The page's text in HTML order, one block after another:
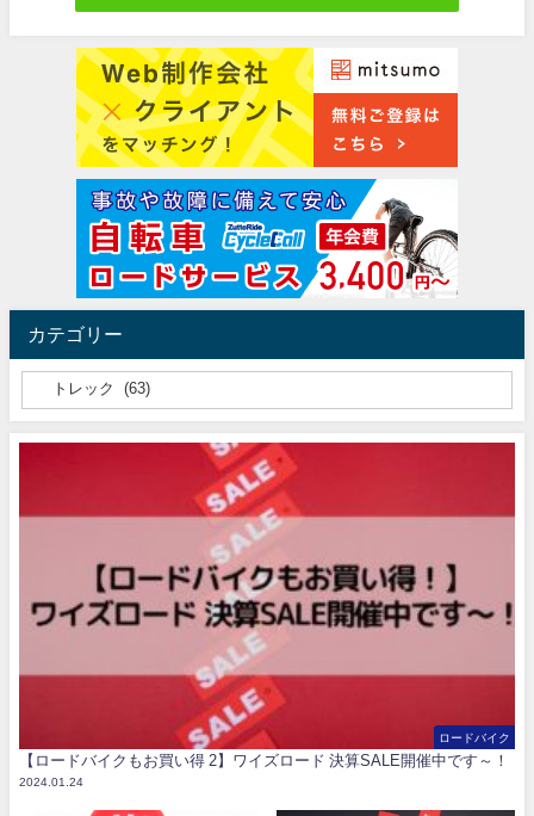
カテゴリー
ロードバイク
【ロードバイクもお買い得 2】ワイズロード 決算SALE開催中です～！
2024.01.24